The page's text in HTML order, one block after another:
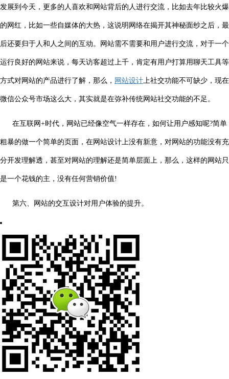
发展到今天，更多的人喜欢和网站背后的人进行交流，比如去年比较火爆
的网红，比如一些自媒体的大热，这说明网络在揭开其神秘面纱之后，最
后还要归于人和人之间的互动。网站需不需要和用户进行交流，对于一个
运行良好的网站来说，每天访客超过上千，肯定有用户打算用聊天工具等
方式对网站的产品进行了解，那么， 网站设计上社交功能不可缺少，现在
微信公众号市场这么大，其实就是在弥补传统网站社交功能的不足。
在互联网+时代，网站已经像空气一样存在，如何让用户感知呢?简单
粗暴的做一个简单的页面，在网站设计上没有新意，对网站的功能没有充
分开发理解透，甚至对网站的理解还是简单层面上，那么，这样的网站只
是一个花钱的主，没有任何营销价值!
第六、网站的交互设计对用户体验的提升。